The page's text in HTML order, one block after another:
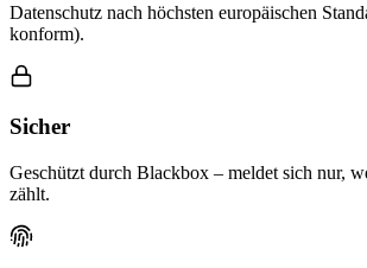
Datenschutz nach höchsten europäischen
konform).
Sicher
Geschützt durch Blackbox – meldet sich nur,
zählt.